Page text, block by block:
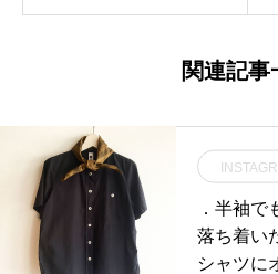
関連記事
．半袖で
落ち着い
シャツに